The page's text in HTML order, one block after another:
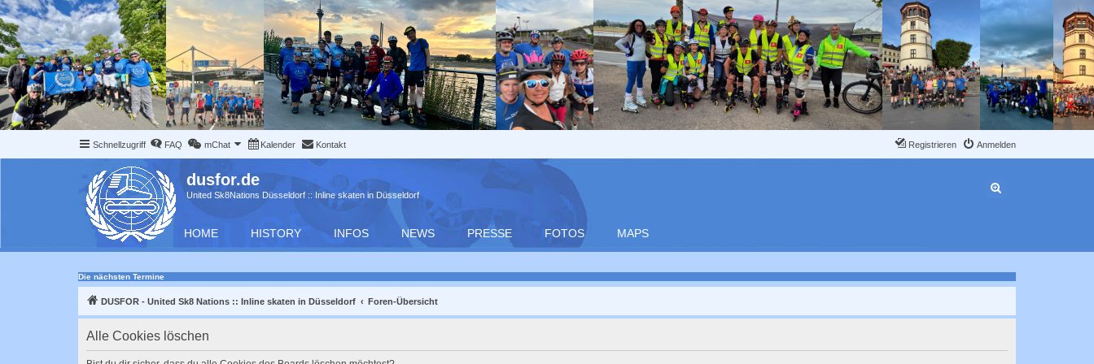
Schnellzugriff FAQ mChat Kalender Kontakt Anmelden
Registrieren
dusfor.de
United Sk8Nations Düsseldorf :: Inline skaten in Düsseldorf
HOME HISTORY INFOS NEWS PRESSE FOTOS MAPS
Die nächsten Termine
DUSFOR - United Sk8 Nations :: Inline skaten in Düsseldorf Foren-Übersicht
Alle Cookies löschen